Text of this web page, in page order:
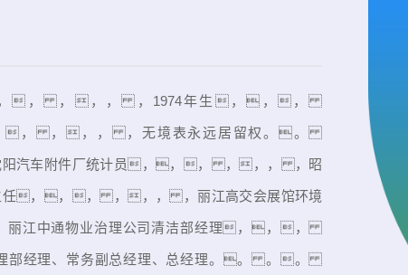
，， ，，， ，1974年生，，，
， ，，， ，无境表永远居留权。。
汽车附件厂统计员，，， ，，， ，昭
任，，， ，，， ，丽江高交会展馆环境
江中通物业治理公司清洁部经理，，，
部经理、常务副总经理、总经理。。 。。